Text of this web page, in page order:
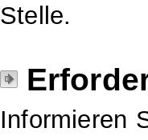
Stelle.
Informieren